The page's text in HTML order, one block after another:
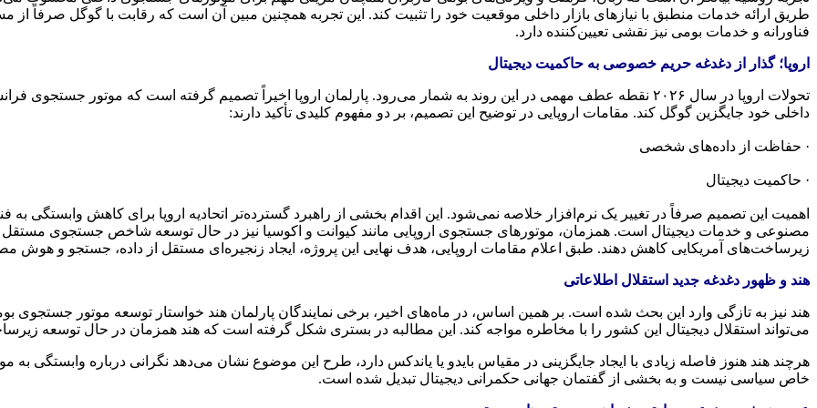
طریق ارائه خدمات منطبق با نیازهای بازار داخلی موقعیت خود را تثبیت کند. این تجربه همچنین مبین آن است که رقابت با گوگل صرفاً
فناورانه و خدمات بومی نیز نقشی تعیین‌کننده دارد.
اروپا؛ گذار از دغدغه حریم خصوصی به حاکمیت دیجیتال
تحولات اروپا در سال ۲۰۲۶ نقطه عطف مهمی در این روند به شمار می‌رود. پارلمان اروپا اخیراً تصمیم گرفته است که
داخلی خود جایگزین گوگل کند. مقامات اروپایی در توضیح این تصمیم، بر دو مفهوم کلیدی تأکید دارند:
· حفاظت از داده‌های شخصی
· حاکمیت دیجیتال
اهمیت این تصمیم صرفاً در تغییر یک نرم‌افزار خلاصه نمی‌شود. این اقدام بخشی از راهبرد گسترده‌تر اتحادیه اروپا برای کاهش وابستگی به
مصنوعی و خدمات دیجیتال است. همزمان، موتورهای جستجوی اروپایی مانند کیوانت و اکوسیا نیز در حال توسعه شاخص جستجوی مستقل
زیرساخت‌های آمریکایی کاهش دهند. طبق اعلام مقامات اروپایی، هدف نهایی این پروژه، ایجاد زنجیره‌ای مستقل از داده، جستجو و
هند و ظهور دغدغه جدید استقلال اطلاعاتی
هند نیز به تازگی وارد این بحث شده است. بر همین اساس، در ماه‌های اخیر، برخی نمایندگان پارلمان هند خواستار توسعه موتور
می‌تواند استقلال دیجیتال این کشور را با مخاطره مواجه کند. این مطالبه در بستری شکل گرفته است که هند همزمان در حال توسعه
هرچند هند هنوز فاصله زیادی با ایجاد جایگزینی در مقیاس بایدو یا یاندکس دارد، طرح این موضوع نشان می‌دهد نگرانی درباره وابستگی
خاص سیاسی نیست و به بخشی از گفتمان جهانی حکمرانی دیجیتال تبدیل شده است.